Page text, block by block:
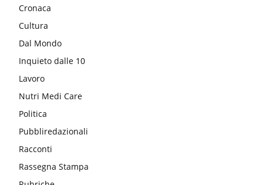
Cronaca
Cultura
Dal Mondo
Inquieto dalle 10
Lavoro
Nutri Medi Care
Politica
Pubbliredazionali
Racconti
Rassegna Stampa